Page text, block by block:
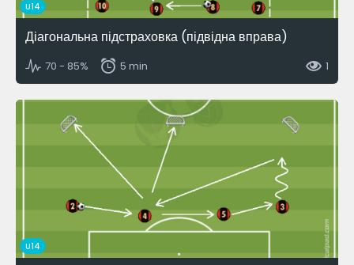
U14
Діагональна підстраховка (підвідна вправа)
70 - 85% 5 min 1
U14